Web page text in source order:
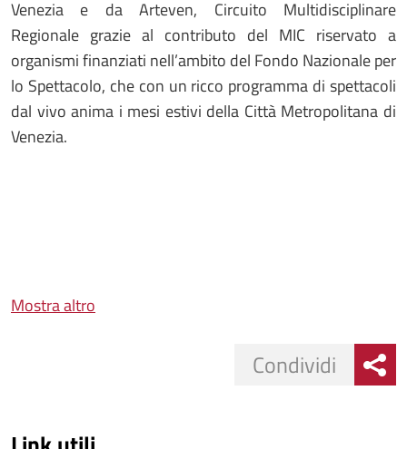
Venezia e da Arteven, Circuito Multidisciplinare
Regionale grazie al contributo del MIC riservato a
organismi finanziati nell’ambito del Fondo Nazionale per
lo Spettacolo, che con un ricco programma di spettacoli
dal vivo anima i mesi estivi della Città Metropolitana di
Venezia.
Mostra altro
Condividi